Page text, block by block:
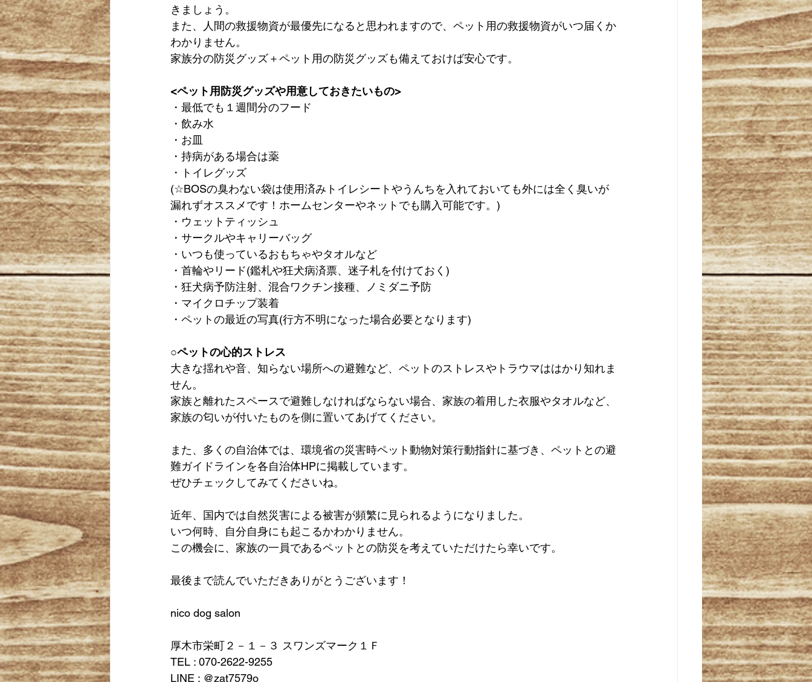
きましょう。
また、人間の救援物資が最優先になると思われますので、ペット用の救援物資がいつ届くか
わかりません。
家族分の防災グッズ＋ペット用の防災グッズも備えておけば安心です。
<ペット用防災グッズや用意しておきたいもの>
・最低でも１週間分のフード
・飲み水
・お皿
・持病がある場合は薬
・トイレグッズ
(☆BOSの臭わない袋は使用済みトイレシートやうんちを入れておいても外には全く臭いが
漏れずオススメです！ホームセンターやネットでも購入可能です。)
・ウェットティッシュ
・サークルやキャリーバッグ
・いつも使っているおもちゃやタオルなど
・首輪やリード(鑑札や狂犬病済票、迷子札を付けておく)
・狂犬病予防注射、混合ワクチン接種、ノミダニ予防
・マイクロチップ装着
・ペットの最近の写真(行方不明になった場合必要となります)
○ペットの心的ストレス
大きな揺れや音、知らない場所への避難など、ペットのストレスやトラウマははかり知れま
せん。
家族と離れたスペースで避難しなければならない場合、家族の着用した衣服やタオルなど、
家族の匂いが付いたものを側に置いてあげてください。
また、多くの自治体では、環境省の災害時ペット動物対策行動指針に基づき、ペットとの避
難ガイドラインを各自治体HPに掲載しています。
ぜひチェックしてみてくださいね。
近年、国内では自然災害による被害が頻繁に見られるようになりました。
いつ何時、自分自身にも起こるかわかりません。
この機会に、家族の一員であるペットとの防災を考えていただけたら幸いです。
最後まで読んでいただきありがとうございます！
nico dog salon
厚木市栄町２－１－３ スワンズマーク１Ｆ
TEL : 070-2622-9255
LINE : @zat7579o